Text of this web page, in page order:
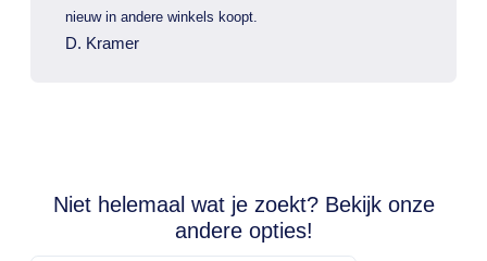
nieuw in andere winkels koopt.
D. Kramer
Niet helemaal wat je zoekt? Bekijk onze
andere opties!